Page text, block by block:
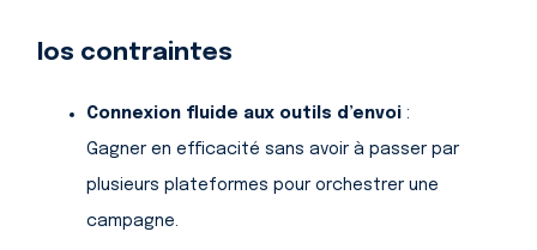
Nos contraintes
Connexion fluide aux outils d’envoi :
Gagner en efficacité sans avoir à passer par
plusieurs plateformes pour orchestrer une
campagne.